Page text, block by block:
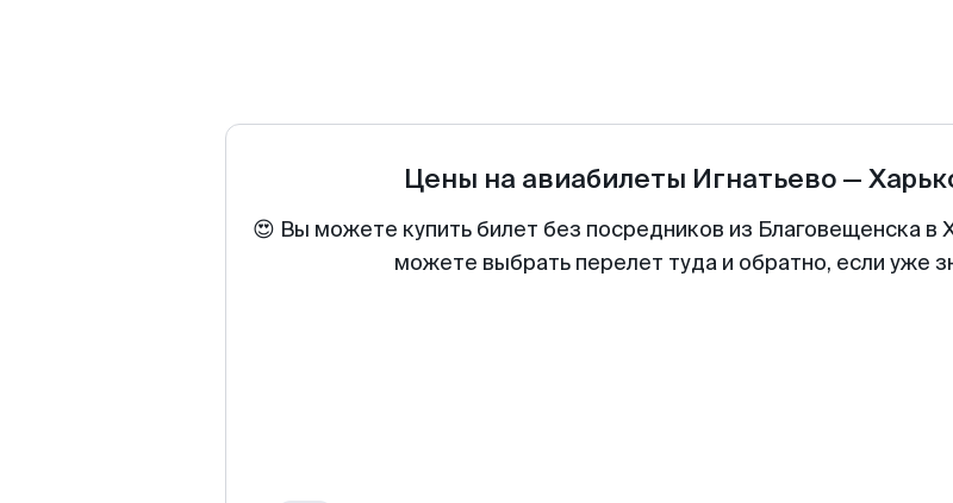
Цены на авиабилеты Игнатьево—
😍 Вы можете купить билет без посредников из Благовещенска в
можете выбрать перелет туда и обратно, если уже